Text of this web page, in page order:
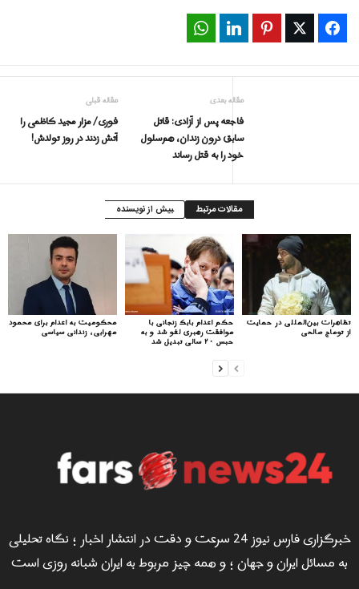
Facebook
Twitter
Pinterest
LinkedIn
مقاله قبلی
فوری/ مزار مجید کاظمی را
آتش زدند در روز تولدش!
مقاله بعدی
فاجعه پس از آزادی: قاتل
سابق درون زندان، هم‌سلول
خود را به قتل رساند
مقالات مرتبط بیش از نویسنده
محکومیت به اعدام برای محمود
مهرابی، زندانی سیاسی
حکم اعدام بابک زنجانی با
موافقت رهبری لغو شد و به
حبس ۲۰ سالی تبدیل شد
تظاهرات بین‌المللی در حمایت
از توماج صالحی
خبرگزاری فارس نیوز 24 سرعت و دقت در انتشار اخبار ؛ نگاه تحلیلی
به مسائل ایران و جهان ؛ و همه چیز مربوط به ایران شبانه روزی است